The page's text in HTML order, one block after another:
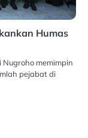
Humas
Nugroho memimpin
pejabat di